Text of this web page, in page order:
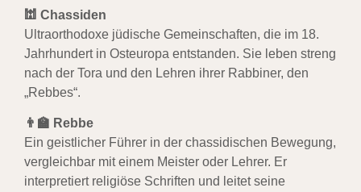
🕍 Chassiden
Ultraorthodoxe jüdische Gemeinschaften, die im 18.
Jahrhundert in Osteuropa entstanden. Sie leben streng
nach der Tora und den Lehren ihrer Rabbiner, den
„Rebbes“.
👨‍🏫 Rebbe
Ein geistlicher Führer in der chassidischen Bewegung,
vergleichbar mit einem Meister oder Lehrer. Er
interpretiert religiöse Schriften und leitet seine